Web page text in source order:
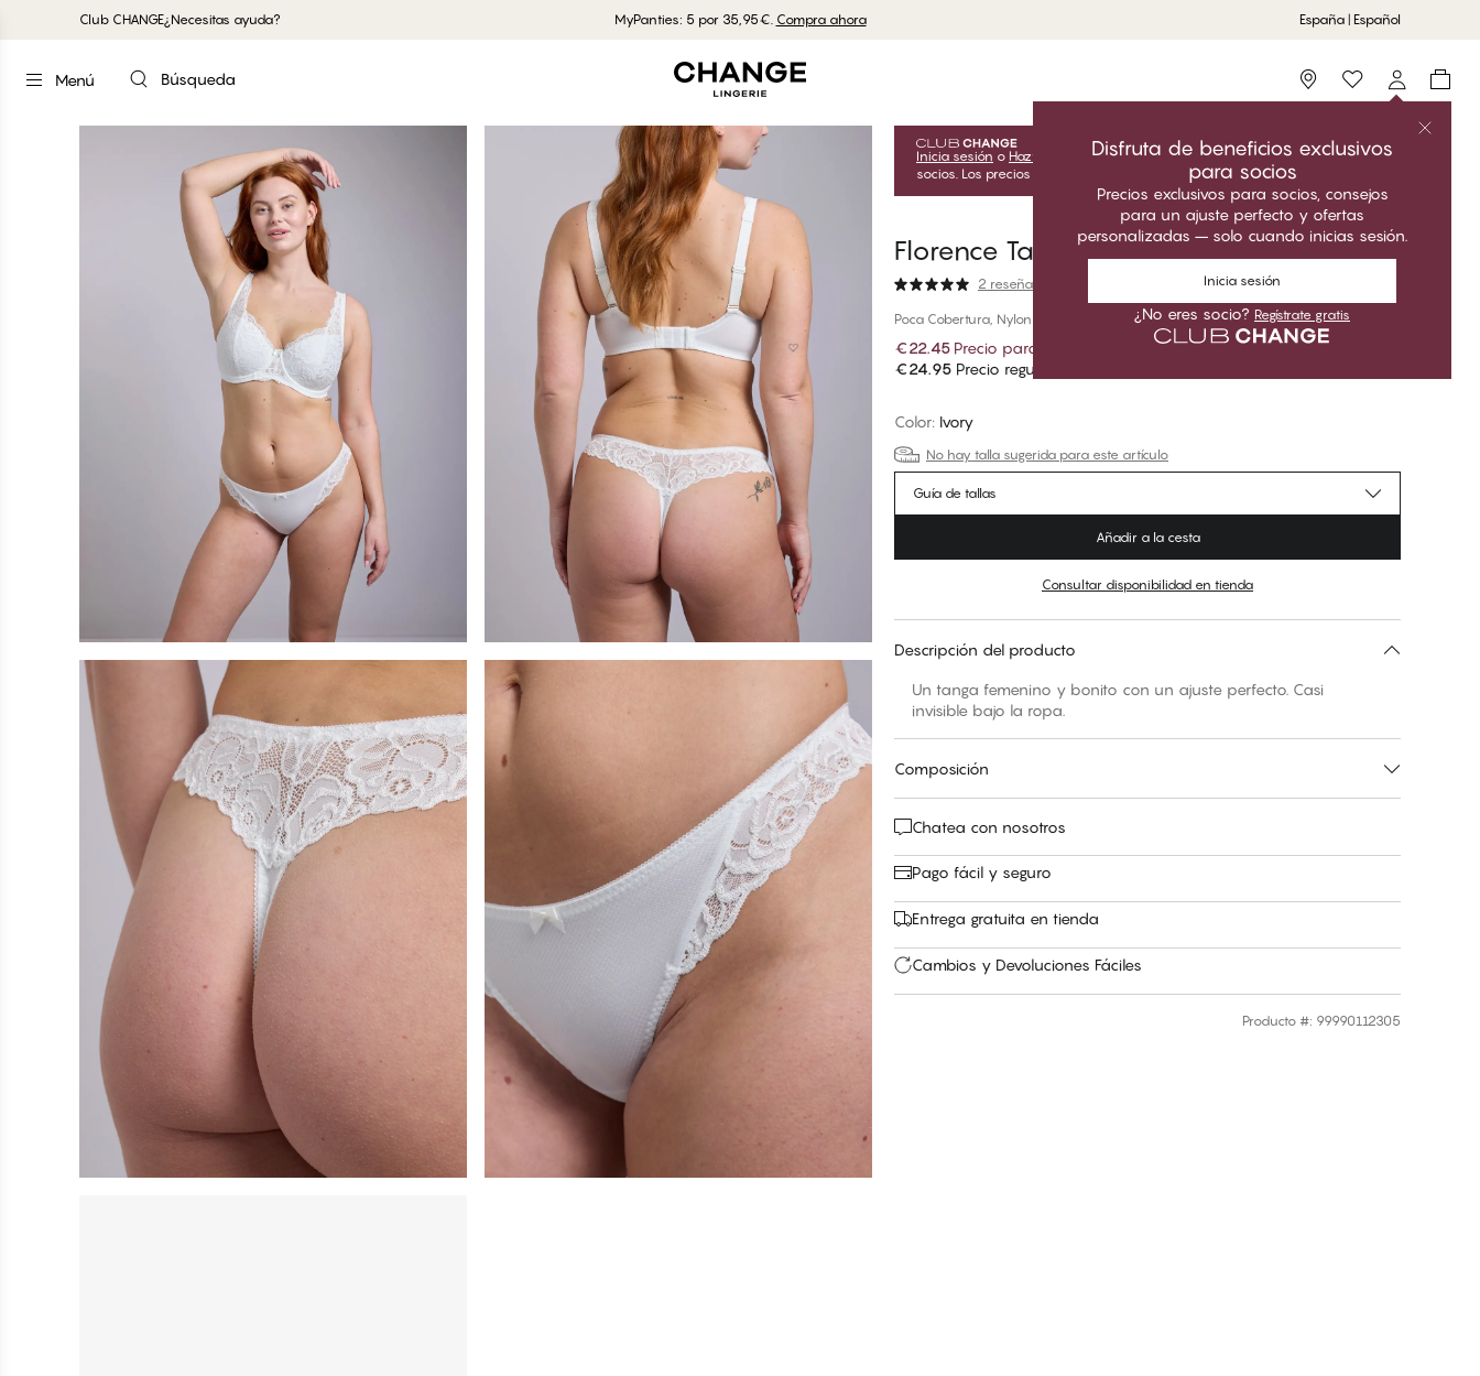
Club CHANGE¿Necesitas ayuda? MyPanties: 5 por 35,95€. Compra ahora España | Español
Menú Búsqueda Storefinder
Disfruta de beneficios exclusivos
para socios
Precios exclusivos para socios, consejos
para un ajuste perfecto y ofertas
personalizadas – solo cuando inicias sesión.
Inicia sesión
¿No eres socio? Regístrate gratis
Inicia sesión o Hazte socio
para desbloquear las ofertas exclusivas para
socios. Los precios del Club solo son válidos cuando estás conectado.
Florence Tanga
2 reseñas
Poca Cobertura, Nylon
€22.45 Precio para socios
€24.95 Precio regular
Color: Ivory
No hay talla sugerida para este artículo
Guía de tallas
Añadir a la cesta
Consultar disponibilidad en tienda
Descripción del producto
Un tanga femenino y bonito con un ajuste perfecto. Casi
invisible bajo la ropa.
Composición
Chatea con nosotros
Pago fácil y seguro
Entrega gratuita en tienda
Cambios y Devoluciones Fáciles
Producto #: 99990112305